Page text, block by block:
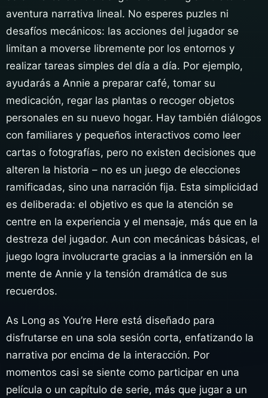
aventura narrativa lineal. No esperes puzles ni
desafíos mecánicos: las acciones del jugador se
limitan a moverse libremente por los entornos y
realizar tareas simples del día a día. Por ejemplo,
ayudarás a Annie a preparar café, tomar su
medicación, regar las plantas o recoger objetos
personales en su nuevo hogar. Hay también diálogos
con familiares y pequeños interactivos como leer
cartas o fotografías, pero no existen decisiones que
alteren la historia – no es un juego de elecciones
ramificadas, sino una narración fija. Esta simplicidad
es deliberada: el objetivo es que la atención se
centre en la experiencia y el mensaje, más que en la
destreza del jugador. Aun con mecánicas básicas, el
juego logra involucrarte gracias a la inmersión en la
mente de Annie y la tensión dramática de sus
recuerdos.
As Long as You’re Here está diseñado para
disfrutarse en una sola sesión corta, enfatizando la
narrativa por encima de la interacción. Por
momentos casi se siente como participar en una
película o un capítulo de serie, más que jugar a un